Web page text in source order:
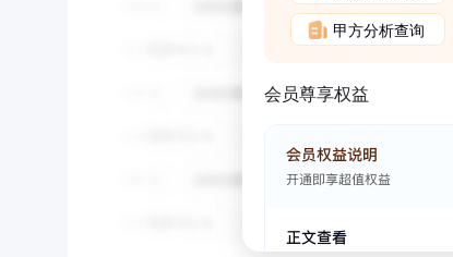
甲方分析查询
会员尊享权益